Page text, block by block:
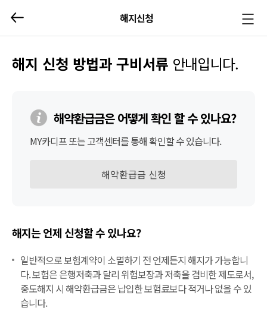
해지신청
메뉴
열기/
해지 신청 방법과 구비서류 안내입니다.
해약환급금은 어떻게 확인 할 수 있나요?
MY카디프 또는 고객센터를 통해 확인할 수 있습니다.
해약환급금 신청
해지는 언제 신청할 수 있나요?
일반적으로 보험계약이 소멸하기 전 언제든지 해지가 가능합니
다. 보험은 은행저축과 달리 위험보장과 저축을 겸비한 제도로서,
중도해지 시 해약환급금은 납입한 보험료보다 적거나 없을 수 있
습니다.